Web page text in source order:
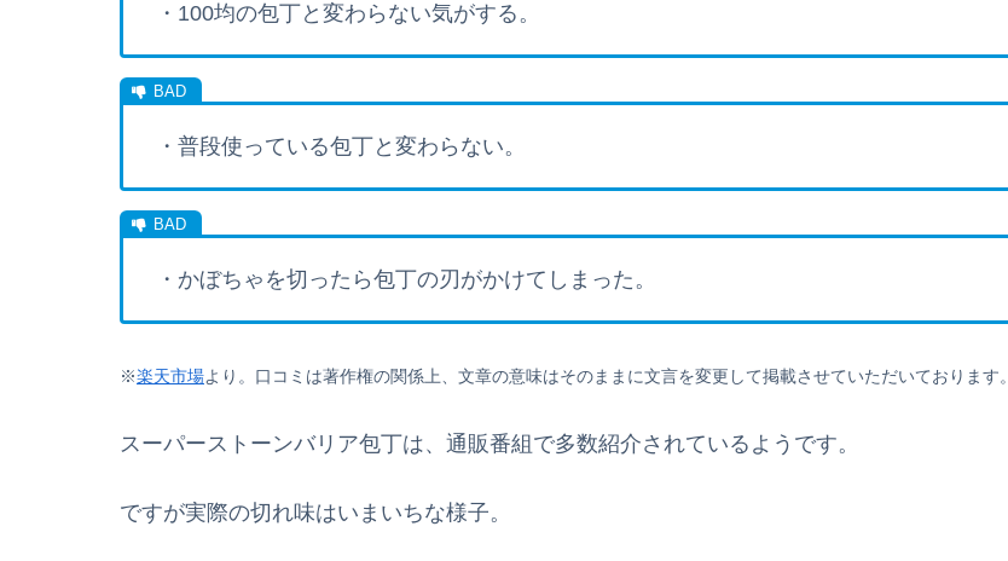
・100均の包丁と変わらない気がする。
・普段使っている包丁と変わらない。
・かぼちゃを切ったら包丁の刃がかけてしまった。
※楽天市場より。口コミは著作権の関係上、文章の意味はそのままに文言を変更して掲載させていただいております。
スーパーストーンバリア包丁は、通販番組で多数紹介されているようです。
ですが実際の切れ味はいまいちな様子。